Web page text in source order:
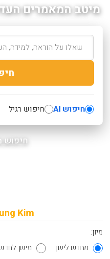
מיטב המאמרים
חיפוש AI חיפוש רגיל
Kim
מיון:
מחדש לישן
מישן לחדש